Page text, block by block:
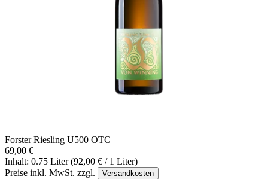
Forster Riesling U500 OTC
69,00 €
Inhalt: 0.75 Liter (92,00 € / 1 Liter)
Preise inkl. MwSt. zzgl.
Versandkosten